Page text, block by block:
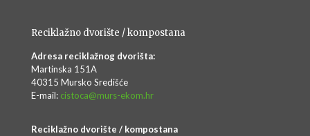
Reciklažno dvorište / kompostana
Adresa reciklažnog dvorišta:
Martinska 151A
40315 Mursko Središće
E-mail: cistoca@murs-ekom.hr
Reciklažno dvorište / kompostana